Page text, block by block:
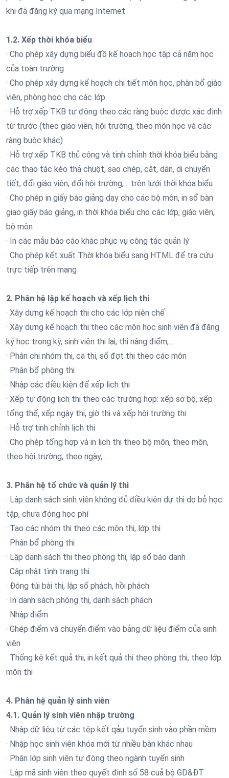
khi đã đăng ký qua mạng Internet
1.2. Xếp thời khóa biểu
· Cho phép xây dựng biểu đồ kế hoạch học tập cả năm học
của toàn trường
· Cho phép xây dựng kế hoạch chi tiết môn học, phân bổ giáo
viên, phòng học cho các lớp
· Hỗ trợ xếp TKB tự động theo các ràng buộc được xác định
từ trước (theo giáo viên, hội trường, theo môn học và các
ràng buộc khác)
· Hỗ trợ xếp TKB thủ công và tinh chỉnh thời khóa biểu bằng
các thao tác kéo thả chuột, sao chép, cắt, dán, di chuyển
tiết, đổi giáo viên, đổi hội trường,… trên lưới thời khóa biểu
· Cho phép in giấy báo giảng dạy cho các bộ môn, in sổ bàn
giao giấy báo giảng, in thời khóa biểu cho các lớp, giáo viên,
bộ môn
· In các mẫu báo cáo khác phục vụ công tác quản lý
· Cho phép kết xuất Thời khóa biểu sang HTML để tra cứu
trực tiếp trên mạng
2. Phân hệ lập kế hoạch và xếp lịch thi
· Xây dựng kế hoạch thi cho các lớp niên chế
· Xây dựng kế hoạch thi theo các môn học sinh viên đã đăng
ký học trong kỳ, sinh viên thi lại, thi nâng điểm,…
· Phân chi nhóm thi, ca thi, số đợt thi theo các môn
· Phân bổ phòng thi
· Nhập các điều kiện để xếp lịch thi
· Xếp tự động lịch thi theo các trường hợp: xếp sơ bộ, xếp
tổng thể, xếp ngày thi, giờ thi và xếp hội trường thi
· Hỗ trợ tinh chỉnh lịch thi
· Cho phép tổng hợp và in lịch thi theo bộ môn, theo môn,
theo hội trường, theo ngày,…
3. Phân hệ tổ chức và quản lý thi
· Lập danh sách sinh viên không đủ điều kiện dự thi do bỏ học
tập, chưa đóng học phí
· Tạo các nhóm thi theo các môn thi, lớp thi
· Phân bổ phòng thi
· Lập danh sách thi theo phòng thi, lập số báo danh
· Cập nhật tình trạng thi
· Đóng túi bài thi, lập số phách, hồi phách
· In danh sách phòng thi, danh sách phách
· Nhập điểm
· Ghép điểm và chuyển điểm vào bảng dữ liệu điểm của sinh
viên
· Thống kê kết quả thi, in kết quả thi theo phòng thi, theo lớp
môn thi
4. Phân hệ quản lý sinh viên
4.1. Quản lý sinh viên nhập trường
· Nhập dữ liệu từ các tệp kết qảu tuyển sinh vào phần mềm
· Nhập học sinh viên khóa mới từ nhiều bàn khác nhau
· Phân lớp sinh viên tự động theo ngành tuyển sinh
· Lập mã sinh viên theo quyết định số 58 cuả bộ GD&ĐT